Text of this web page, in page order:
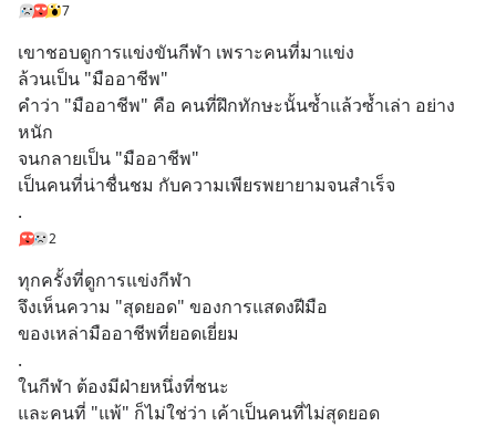
7
เขาชอบดูการแข่งขันกีฬา เพราะคนที่มาแข่ง
ล้วนเป็น "มืออาชีพ"
คำว่า "มืออาชีพ" คือ คนที่ฝึกทักษะนั้นซ้ำแล้วซ้ำเล่า อย่าง
หนัก
จนกลายเป็น "มืออาชีพ"
เป็นคนที่น่าชื่นชม กับความเพียรพยายามจนสำเร็จ
.
2
ทุกครั้งที่ดูการแข่งกีฬา
จึงเห็นความ "สุดยอด" ของการแสดงฝีมือ
ของเหล่ามืออาชีพที่ยอดเยี่ยม
.
ในกีฬา ต้องมีฝ่ายหนึ่งที่ชนะ
และคนที่ "แพ้" ก็ไม่ใช่ว่า เค้าเป็นคนที่ไม่สุดยอด